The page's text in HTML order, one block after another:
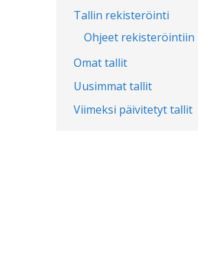
Tallin rekisteröinti
Ohjeet rekisteröintiin
Omat tallit
Uusimmat tallit
Viimeksi päivitetyt tallit